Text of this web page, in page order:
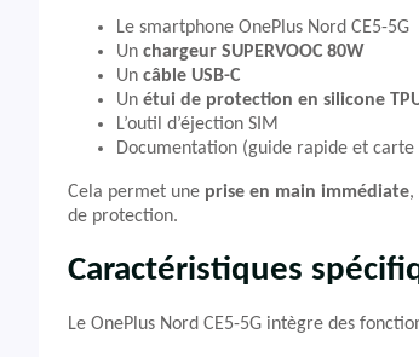
Le smartphone OnePlus Nord CE5-5G
Un chargeur SUPERVOOC 80W
Un câble USB-C
Un étui de protection en silicone
L’outil d’éjection SIM
Documentation (guide rapide et
Cela permet une prise en main immédiate,
de protection.
Caractéristiques
Le OnePlus Nord CE5-5G intègre des